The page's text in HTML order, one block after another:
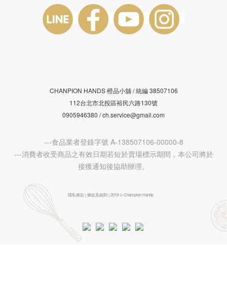
CHANPION HANDS 橙品小舖 /統編38507106
112台北市北投區裕民六路130號
0905946380 / ch.service@gmail.com
---食品業者登錄字號 A-138507106-00000-8
---消費者收受商品之有效日期若短於賣場標示期間，本公司將於
接獲通知後協助辦理。
隱私條款 | 條款及細則 | 2019 © Champion Hands